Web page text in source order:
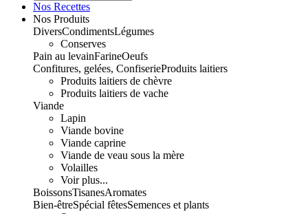
Nos Recettes
Nos Produits
DiversCondimentsLégumes
Conserves
Pain au levainFarineOeufs
Confitures, gelées, ConfiserieProduits laitiers
Produits laitiers de chèvre
Produits laitiers de vache
Viande
Lapin
Viande bovine
Viande caprine
Viande de veau sous la mère
Volailles
Voir plus...
BoissonsTisanesAromates
Bien-êtreSpécial fêtesSemences et plants